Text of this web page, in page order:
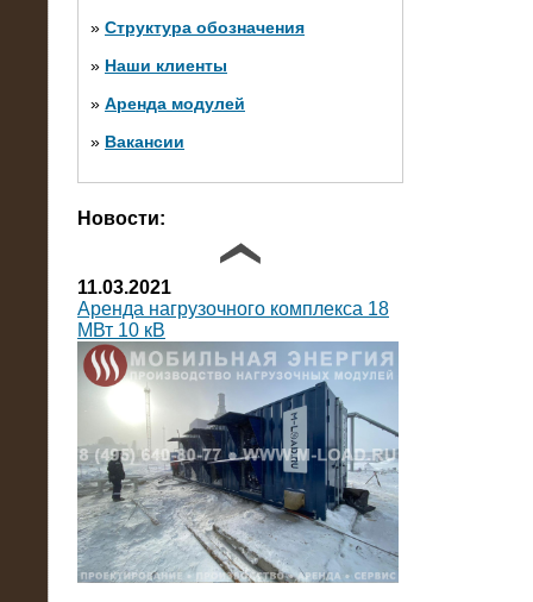
» Структура обозначения
» Наши клиенты
» Аренда модулей
» Вакансии
Новости:
11.03.2021
Аренда нагрузочного комплекса 18
МВт 10 кВ